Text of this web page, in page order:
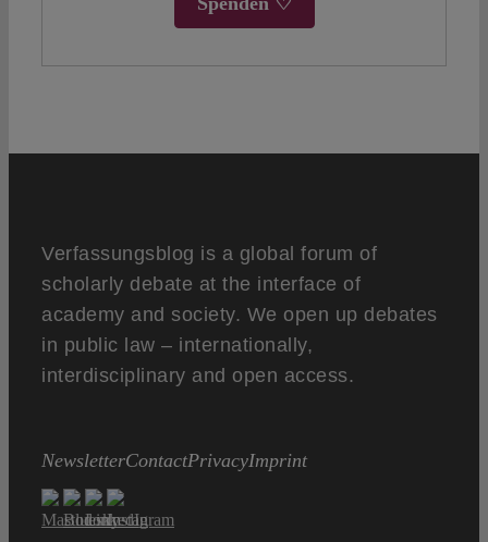
Verfassungsblog is a global forum of
scholarly debate at the interface of
academy and society. We open up debates
in public law – internationally,
interdisciplinary and open access.
NewsletterContactPrivacyImprint